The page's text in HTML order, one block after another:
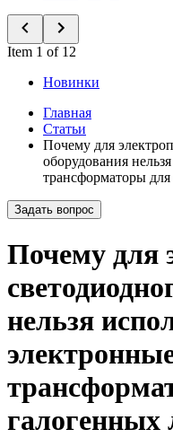
Item 1 of 12
Новинки
Главная
Статьи
Почему для
оборудования
трансформаторы
Задать вопрос
Почему для
нельзя
галогенных